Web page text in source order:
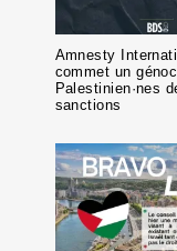
Amnesty
commet un
Palestinien·nes
sanctions